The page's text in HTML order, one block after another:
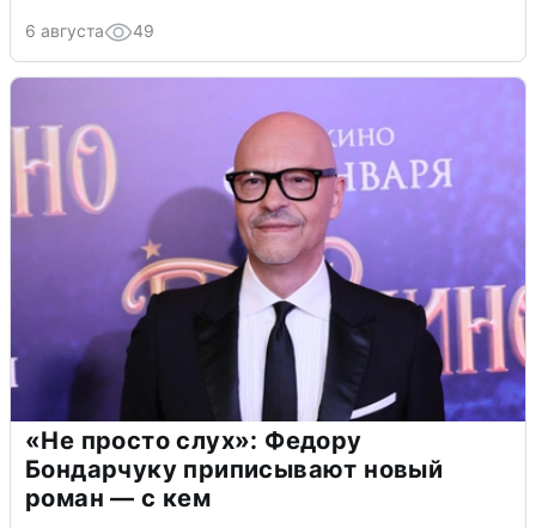
6 августа 49
«Не просто слух»: Федору
Бондарчуку приписывают новый
роман — с кем